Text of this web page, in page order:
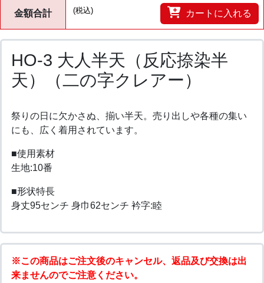
金額合計 (税込) カートに入れる
HO-3 大人半天（反応捺染半
天）（二の字クレアー）
祭りの日に欠かさぬ、揃い半天。売り出しや各種の集い
にも、広く着用されています。
■使用素材
生地:10番
■形状特長
身丈95センチ 身巾62センチ 衿字:睦
※この商品はご注文後のキャンセル、返品及び交換は出
来ませんのでご注意ください。